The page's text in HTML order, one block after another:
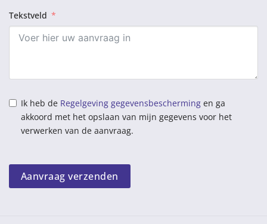
Tekstveld
Ik heb de Regelgeving gegevensbescherming en ga
akkoord met het opslaan van mijn gegevens voor het
verwerken van de aanvraag.
Aanvraag verzenden